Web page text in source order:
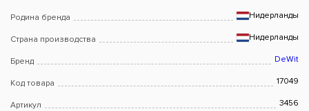
Родина бренда Нидерланды
Страна производства Нидерланды
Бренд DeWit
Код товара 17049
Артикул 3456